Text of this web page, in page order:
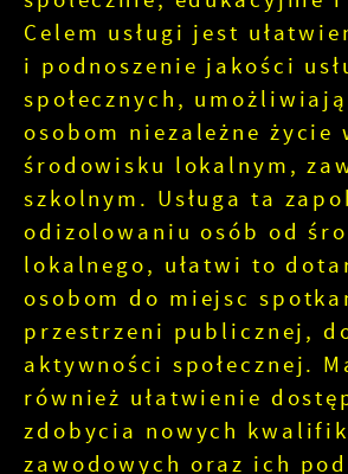
Celem usługi jest
i podnoszenie jakości
społecznych,
osobom niezależne życie
środowisku lokalnym,
szkolnym. Usługa ta
odizolowaniu osób od
lokalnego, ułatwi to
osobom do miejsc
przestrzeni publicznej,
aktywności społecznej.
również ułatwienie
zdobycia nowych
zawodowych oraz ich